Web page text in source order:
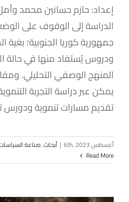
إعداد: حازم حسانين محمد
الدراسة إلى الوقوف على
جمهورية كوريا الجنوبية؛ بغية
ودروس يُستفاد منها في حالة
المنهج الوصفي التحليلي.
يمكن عبر دراسة التجربة
تقديم مسارات تنموية ودورس
أغسطس 6th, 2023 | أبحاث,صناعة
Read More